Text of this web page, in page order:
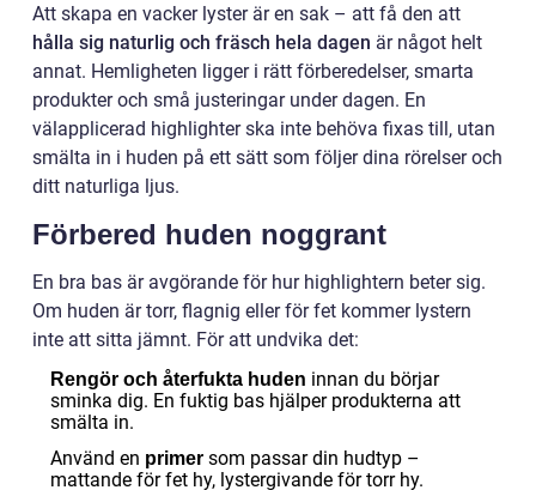
Att skapa en vacker lyster är en sak – att få den att
hålla sig naturlig och fräsch hela dagen är något helt
annat. Hemligheten ligger i rätt förberedelser, smarta
produkter och små justeringar under dagen. En
välapplicerad highlighter ska inte behöva fixas till, utan
smälta in i huden på ett sätt som följer dina rörelser och
ditt naturliga ljus.
Förbered huden noggrant
En bra bas är avgörande för hur highlightern beter sig.
Om huden är torr, flagnig eller för fet kommer lystern
inte att sitta jämnt. För att undvika det:
Rengör och återfukta huden innan du börjar
sminka dig. En fuktig bas hjälper produkterna att
smälta in.
Använd en primer som passar din hudtyp –
mattande för fet hy, lystergivande för torr hy.